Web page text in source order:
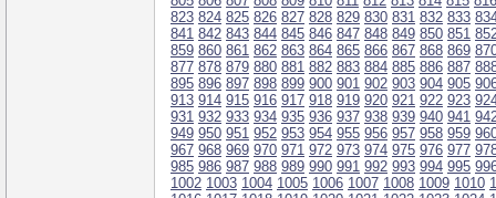
823 824 825 826 827 828 829 830 831 832 833
841 842 843 844 845 846 847 848 849 850 851
859 860 861 862 863 864 865 866 867 868 869
877 878 879 880 881 882 883 884 885 886 887
895 896 897 898 899 900 901 902 903 904 905
913 914 915 916 917 918 919 920 921 922 923
931 932 933 934 935 936 937 938 939 940 941
949 950 951 952 953 954 955 956 957 958 959
967 968 969 970 971 972 973 974 975 976 977
985 986 987 988 989 990 991 992 993 994 995
1002 1003 1004 1005 1006 1007 1008 1009 1010